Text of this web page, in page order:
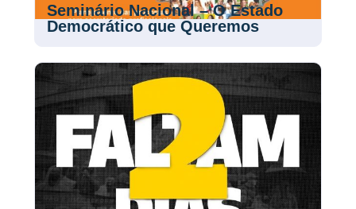
Seminário Nacional – O Estado
Democrático que Queremos